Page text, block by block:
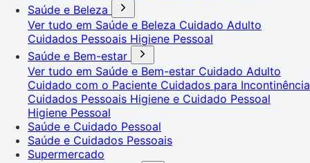
Saúde e Beleza
Ver tudo em Saúde e Beleza Cuidado Adulto
Cuidados Pessoais Higiene Pessoal
Saúde e Bem-estar
Ver tudo em Saúde e Bem-estar Cuidado Adulto
Cuidado com o Paciente Cuidados para Incontinência
Cuidados Pessoais Higiene e Cuidado Pessoal
Higiene Pessoal
Saúde e Cuidado Pessoal
Saúde e Cuidados Pessoais
Supermercado